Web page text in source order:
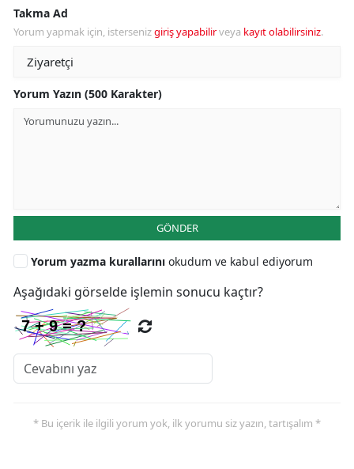
Takma Ad
Yorum yapmak için, istersenizgiriş yapabilirveya kayıt olabilirsiniz.
Yorum Yazın (500 Karakter)
GÖNDER
Yorum yazma kurallarını okudum ve kabul ediyorum
Aşağıdaki görselde işlemin sonucu kaçtır?
* Bu içerik ile ilgili yorum yok, ilk yorumu siz yazın, tartışalım *